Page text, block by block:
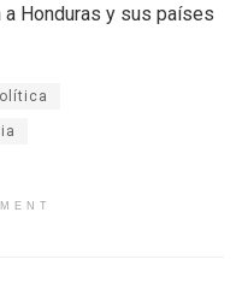
Honduras y sus países